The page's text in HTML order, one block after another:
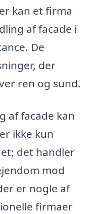
kan et firma
af facade i
De
der
ren og sund.
af facade kan
ikke kun
det handler
mod
er nogle af
firmaer